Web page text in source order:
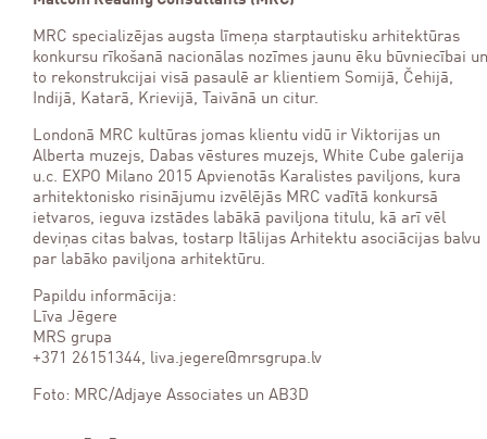
MRC specializējas augsta līmeņa starptautisku arhitektūras
konkursu rīkošanā nacionālas nozīmes jaunu ēku būvniecībai un
to rekonstrukcijai visā pasaulē ar klientiem Somijā, Čehijā,
Indijā, Katarā, Krievijā, Taivānā un citur.
Londonā MRC kultūras jomas klientu vidū ir Viktorijas un
Alberta muzejs, Dabas vēstures muzejs, White Cube galerija
u.c. EXPO Milano 2015 Apvienotās Karalistes paviljons, kura
arhitektonisko risinājumu izvēlējās MRC vadītā konkursā
ietvaros, ieguva izstādes labākā paviljona titulu, kā arī vēl
deviņas citas balvas, tostarp Itālijas Arhitektu asociācijas balvu
par labāko paviljona arhitektūru.
Papildu informācija:
Līva Jēgere
MRS grupa
+371 26151344, liva.jegere@mrsgrupa.lv
Foto: MRC/Adjaye Associates un AB3D